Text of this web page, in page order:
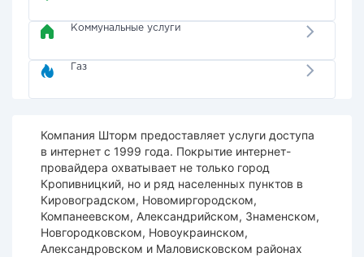
Коммунальные услуги
Газ
Компания Шторм предоставляет услуги доступа
в интернет с 1999 года. Покрытие интернет-
провайдера охватывает не только город
Кропивницкий, но и ряд населенных пунктов в
Кировоградском, Новомиргородском,
Компанеевском, Александрийском, Знаменском,
Новгородковском, Новоукраинском,
Александровском и Маловисковском районах